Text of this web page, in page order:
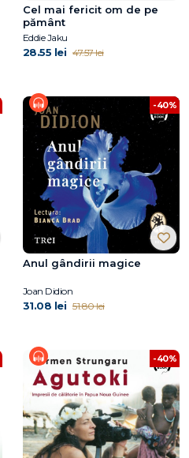
Cel mai fericit om de pe
pământ
Eddie Jaku
28.55 lei 47.57 lei
-40%
Anul gândirii magice
Joan Didion
31.08 lei 51.80 lei
-40%